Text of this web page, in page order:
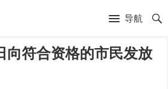
导航
向符合资格的市民发放